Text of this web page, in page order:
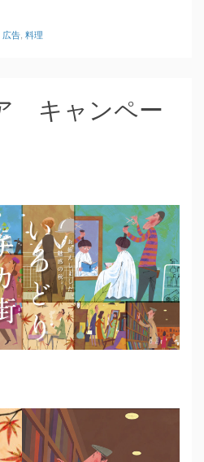
広告 料理
キャンペー